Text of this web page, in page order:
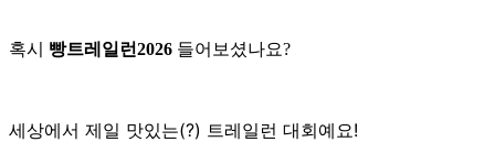
혹시 빵트레일런2026 들어보셨나요?
세상에서 제일 맛있는(?) 트레일런 대회예요!